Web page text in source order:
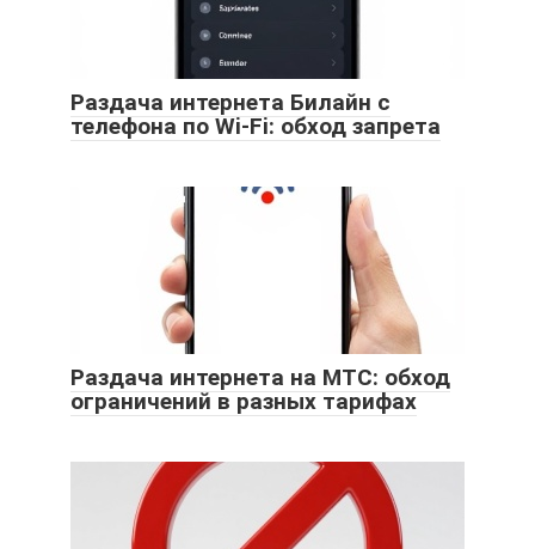
Раздача интернета Билайн с
телефона по Wi-Fi: обход запрета
Раздача интернета на МТС: обход
ограничений в разных тарифах